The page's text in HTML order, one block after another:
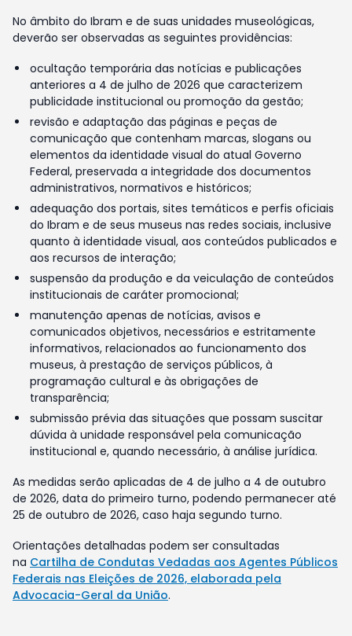
No âmbito do Ibram e de suas unidades museológicas,
deverão ser observadas as seguintes providências:
ocultação temporária das notícias e publicações
anteriores a 4 de julho de 2026 que caracterizem
publicidade institucional ou promoção da gestão;
revisão e adaptação das páginas e peças de
comunicação que contenham marcas, slogans ou
elementos da identidade visual do atual Governo
Federal, preservada a integridade dos documentos
administrativos, normativos e históricos;
adequação dos portais, sites temáticos e perfis oficiais
do Ibram e de seus museus nas redes sociais, inclusive
quanto à identidade visual, aos conteúdos publicados e
aos recursos de interação;
suspensão da produção e da veiculação de conteúdos
institucionais de caráter promocional;
manutenção apenas de notícias, avisos e
comunicados objetivos, necessários e estritamente
informativos, relacionados ao funcionamento dos
museus, à prestação de serviços públicos, à
programação cultural e às obrigações de
transparência;
submissão prévia das situações que possam suscitar
dúvida à unidade responsável pela comunicação
institucional e, quando necessário, à análise jurídica.
As medidas serão aplicadas de 4 de julho a 4 de outubro
de 2026, data do primeiro turno, podendo permanecer até
25 de outubro de 2026, caso haja segundo turno.
Orientações detalhadas podem ser consultadas
na Cartilha de Condutas Vedadas aos Agentes Públicos
Federais nas Eleições de 2026, elaborada pela
Advocacia-Geral da União.